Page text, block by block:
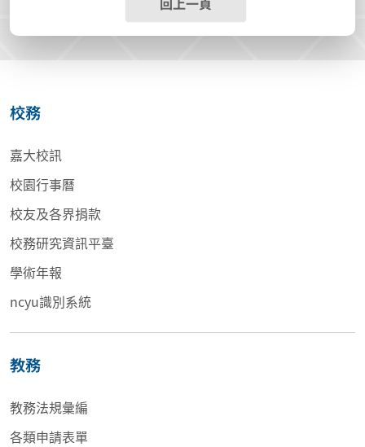
校務
嘉大校訊
校園行事曆
校友及各界捐款
校務研究資訊平臺
學術年報
ncyu識別系統
教務
教務法規彙編
各類申請表單